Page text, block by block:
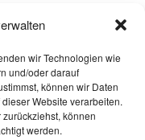
wir Technologien wie
und/oder darauf
können wir Daten
Website verarbeiten.
können
werden.
na moimblogu